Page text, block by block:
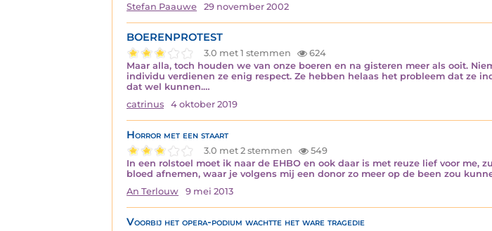
Stefan Paauwe
29 november 2002
BOERENPROTEST
3.0 met 1 stemmen
624
Maar alla, toch houden we van onze boeren en na gisteren meer als ooit.
individu verdienen ze enig respect. Ze hebben helaas het probleem dat ze
dat wel kunnen.…
catrinus
4 oktober 2019
Horror met een staart
3.0 met 2 stemmen
549
In een rolstoel moet ik naar de EHBO en ook daar is met reuze lief voor
bloed afnemen, waar je volgens mij een donor zo meer op de been zou
An Terlouw
9 mei 2013
Voorbij het opera-podium wachtte het ware tragedie